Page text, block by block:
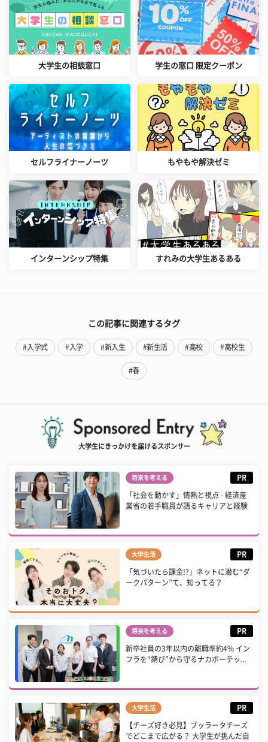
大学生の相談窓口 学生の窓口 限定クーポン
セルフライナーノーツ もやもや解決ゼミ
インターンシップ特集 すれみの大学生あるある
この記事に関連するタグ
#入学式 #入学 #新入生 #新生活 #高校 #高校生
#春
大学生にきっかけを届けるスポンサー
将来を考える PR
「社会を動かす」情熱と視点 - 経済産
業省の若手職員が語るキャリアと経験
大学生活 PR
「気づいたら課金!?」ネットに潜む“ダ
ークパターン”て、知ってる？
将来を考える PR
新卒社員の3年以内の離職率約4% イン
フラを“錆び”から守るナカボーテッ...
大学生活 PR
【チーズ好き必見】ブッラータチーズ
でどこまで広がる？ 大学生が挑んだ自